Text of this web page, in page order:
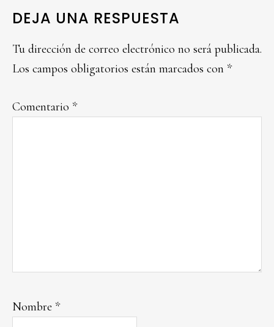
READER
INTERACTIONS
DEJA UNA RESPUESTA
Tu dirección de correo electrónico no será publicada.
Los campos obligatorios están marcados con *
Comentario *
Nombre *